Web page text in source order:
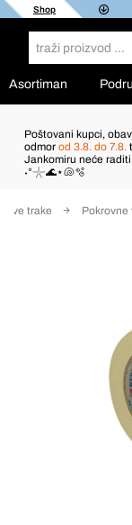
Shop
Asortiman
Poštovani kupci,
odmor od 3.8. do 7.8.
Jankomiru neće
˖°𓇼🌊⋆🐚🫧
trake Pokrovne